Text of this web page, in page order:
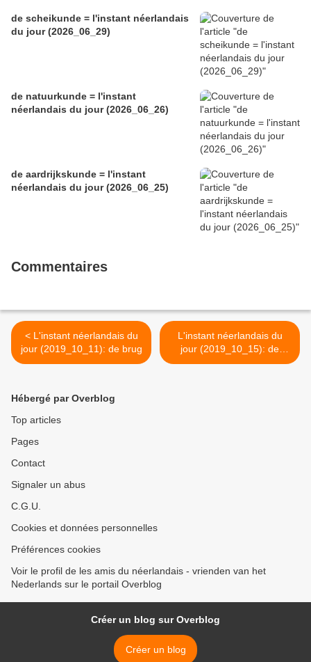
de scheikunde = l'instant néerlandais
du jour (2026_06_29)
de natuurkunde = l'instant
néerlandais du jour (2026_06_26)
de aardrijkskunde = l'instant
néerlandais du jour (2026_06_25)
Commentaires
< L'instant néerlandais du
jour (2019_10_11): de brug
L'instant néerlandais du
jour (2019_10_15): de
provincie >
Hébergé par Overblog
Top articles
Pages
Contact
Signaler un abus
C.G.U.
Cookies et données personnelles
Préférences cookies
Voir le profil de les amis du néerlandais - vrienden van het
Nederlands sur le portail Overblog
Créer un blog sur Overblog
Créer un blog